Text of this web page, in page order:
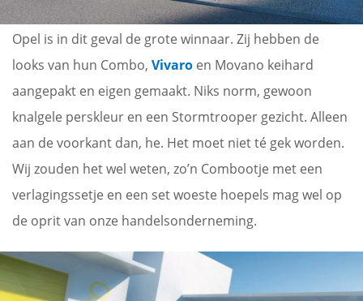
Opel is in dit geval de grote winnaar. Zij hebben de
looks van hun Combo, Vivaro en Movano keihard
aangepakt en eigen gemaakt. Niks norm, gewoon
knalgele perskleur en een Stormtrooper gezicht. Alleen
aan de voorkant dan, he. Het moet niet té gek worden.
Wij zouden het wel weten, zo’n Combootje met een
verlagingssetje en een set woeste hoepels mag wel op
de oprit van onze handelsonderneming.